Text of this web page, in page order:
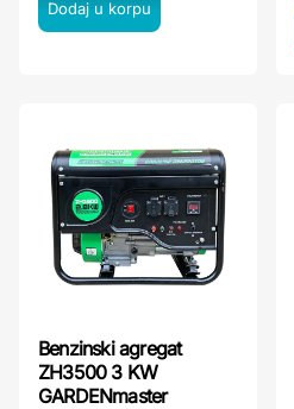
Benzinski agregat
ZH3500 3 KW
GARDENmaster